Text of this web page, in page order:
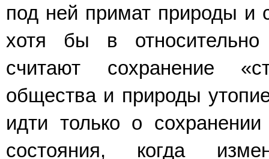
под ней примат природы и
хотя бы в
считают сохранение
общества и природы
идти только о
состояния, когда